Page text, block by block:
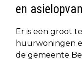
en
Er is een groot
huurwoningen
de gemeente